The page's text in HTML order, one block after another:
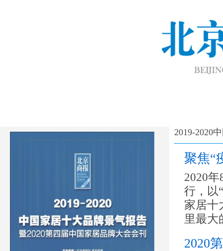
2019-2020
聚焦“
2020
行，以
家居十
里最大
2020